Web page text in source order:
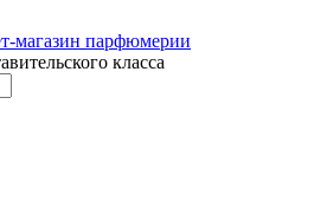
класса